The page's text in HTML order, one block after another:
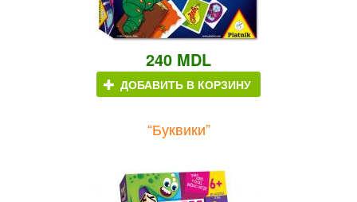
240 MDL
ДОБАВИТЬ В КОРЗИНУ
“Буквики”